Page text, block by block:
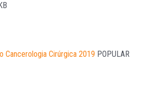
Cancerologia Cirúrgica 2019 POPULAR